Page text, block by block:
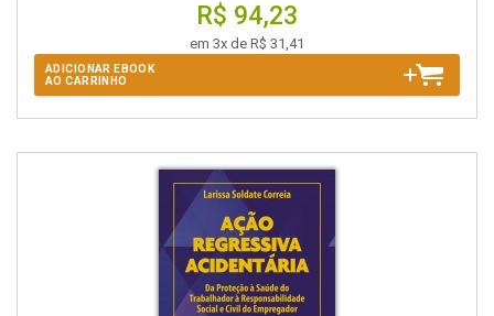
R$ 94,23
em 3x de R$ 31,41
ADICIONAR EBOOK
AO CARRINHO